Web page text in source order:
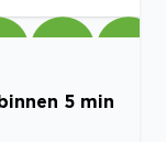
5 min